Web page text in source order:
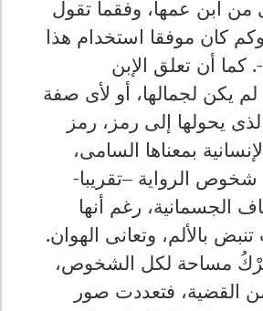
من ابن عمها، وفقما تقول
وكم كان موفقا استخدام هذا
. كما أن تعلق الإبن
يكن لجمالها، أو لأى صفة
يحولها إلى رمز، رمز
بمعناها السامى،
الرواية –تقريبا-
الجسمانية، رغم أنها
بالألم، وتعانى الهوان.
مساحة لكل الشخوص،
القضية، فتعددت صور